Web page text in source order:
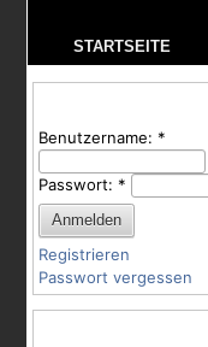
STARTSEITE
Benutzername: *
Passwort: *
Registrieren
Passwort vergessen